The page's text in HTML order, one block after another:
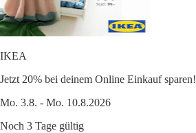
IKEA
Jetzt 20% bei deinem Online Einkauf sparen!
Mo. 3.8. - Mo. 10.8.2026
Noch 3 Tage gültig